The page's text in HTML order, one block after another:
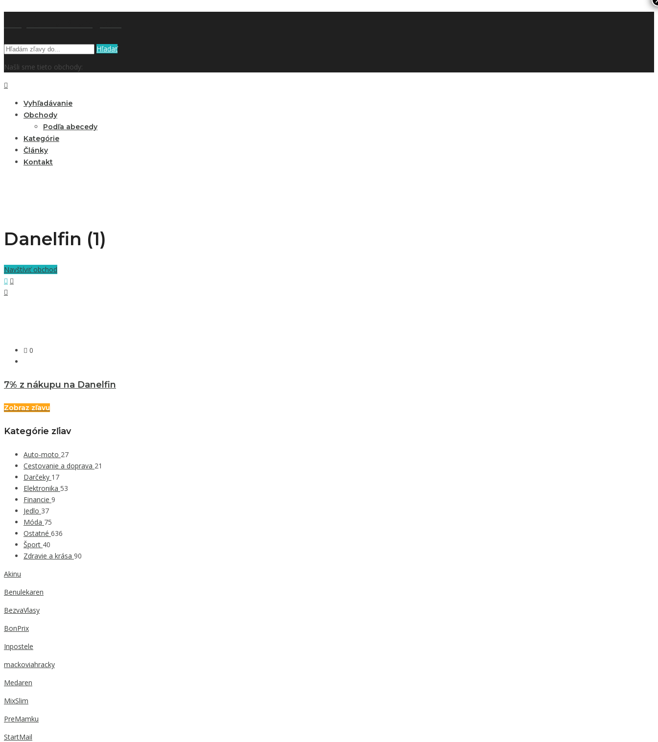
Hľadať
Našli sme tieto obchody:
Vyhľadávanie
Obchody
Podľa abecedy
Kategórie
Články
Kontakt
Danelfin (1)
Navštíviť obchod
0
7% z nákupu na Danelfin
Zobraz zľavu
Kategórie zľiav
Auto-moto 27
Cestovanie a doprava 21
Darčeky 17
Elektronika 53
Financie 9
Jedlo 37
Móda 75
Ostatné 636
Šport 40
Zdravie a krása 90
Akinu
Benulekaren
BezvaVlasy
BonPrix
Inpostele
mackoviahracky
Medaren
MixSlim
PreMamku
StartMail